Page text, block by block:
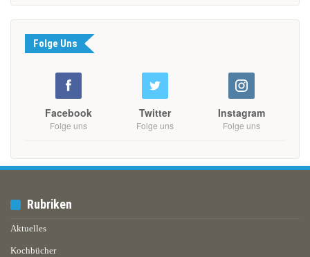
Folge Uns
Facebook
Folge uns
Twitter
Folge uns
Instagram
Folge uns
Rubriken
Aktuelles
Kochbücher